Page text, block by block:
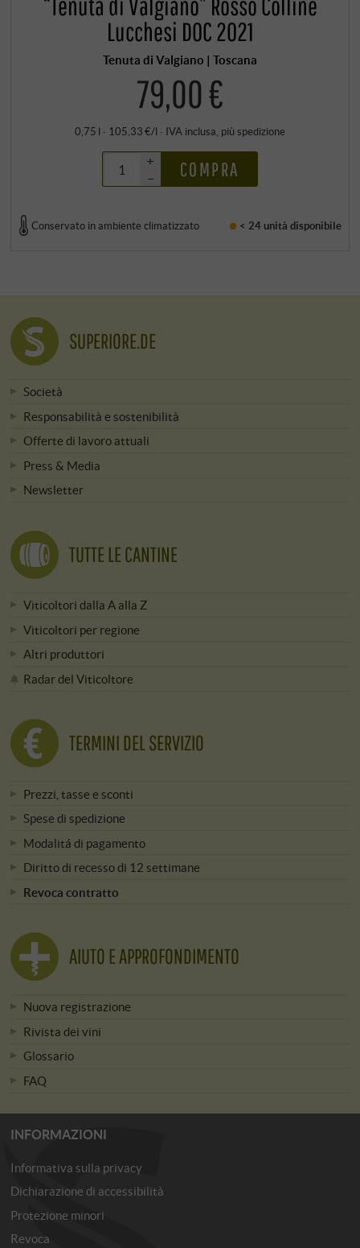
Lucchesi DOC 2021
Tenuta di Valgiano | Toscana
79,00 €
0,75 l · 105,33 €/l · IVA inclusa, più spedizione
+
–
COMPRA
Conservato in ambiente climatizzato < 24 unità disponibile
SUPERIORE.DE
Società
Responsabilità e sostenibilità
Offerte di lavoro attuali
Press & Media
Newsletter
TUTTE LE CANTINE
Viticoltori dalla A alla Z
Viticoltori per regione
Altri produttori
Radar del Viticoltore
TERMINI DEL SERVIZIO
Prezzi, tasse e sconti
Spese di spedizione
Modalitá di pagamento
Diritto di recesso di 12 settimane
Revoca contratto
AIUTO E APPROFONDIMENTO
Nuova registrazione
Rivista dei vini
Glossario
FAQ
INFORMAZIONI
Informativa sulla privacy
Dichiarazione di accessibilità
Protezione minori
Revoca